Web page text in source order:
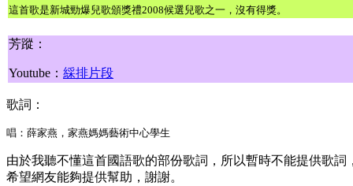
這首歌是新城勁爆兒歌頒獎禮2008候選兒歌之一，沒有得獎。
芳蹤：
Youtube： 綵排片段
歌詞：
唱： 薛家燕，家燕媽媽藝術中心學生
由於我聽不懂這首國語歌的部份歌詞，所以暫時不能提供歌詞
希望網友能夠提供幫助，謝謝。